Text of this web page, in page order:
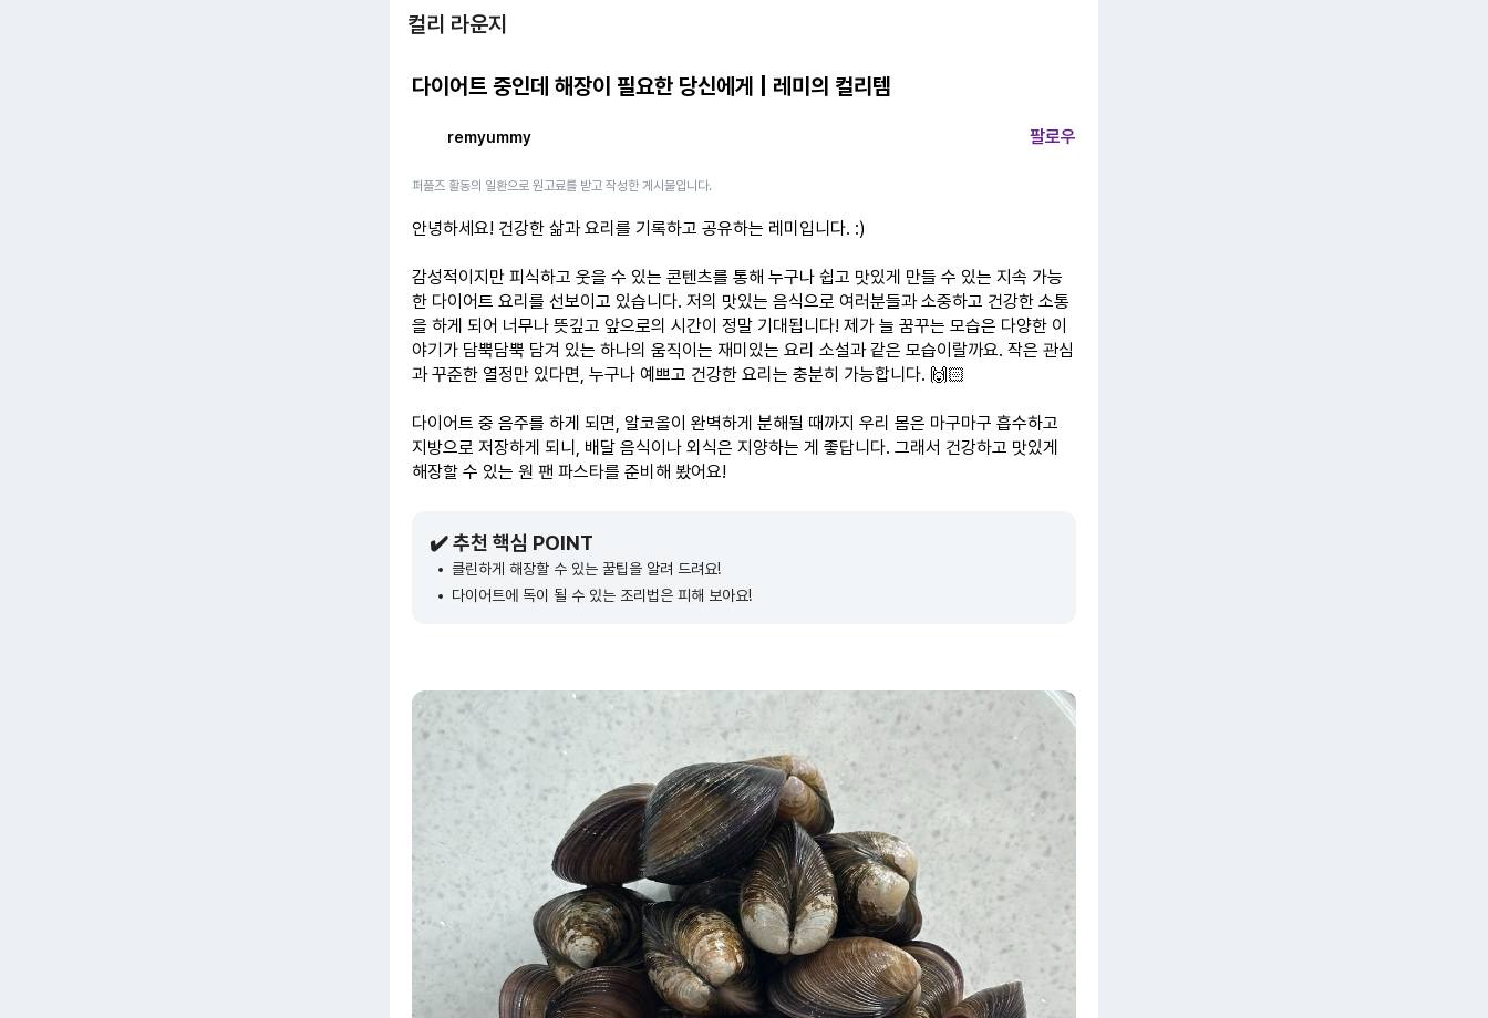
컬리 라운지
다이어트 중인데 해장이 필요한 당신에게 | 레미의 컬리템
remyummy 팔로우
퍼플즈 활동의 일환으로 원고료를 받고 작성한 게시물입니다.
안녕하세요! 건강한 삶과 요리를 기록하고 공유하는 레미입니다. :)
감성적이지만 피식하고 웃을 수 있는 콘텐츠를 통해 누구나 쉽고 맛있게 만들 수 있는 지속 가능
한 다이어트 요리를 선보이고 있습니다. 저의 맛있는 음식으로 여러분들과 소중하고 건강한 소통
을 하게 되어 너무나 뜻깊고 앞으로의 시간이 정말 기대됩니다! 제가 늘 꿈꾸는 모습은 다양한 이
야기가 담뿍담뿍 담겨 있는 하나의 움직이는 재미있는 요리 소설과 같은 모습이랄까요. 작은 관심
과 꾸준한 열정만 있다면, 누구나 예쁘고 건강한 요리는 충분히 가능합니다. 🙌🏻
다이어트 중 음주를 하게 되면, 알코올이 완벽하게 분해될 때까지 우리 몸은 마구마구 흡수하고
지방으로 저장하게 되니, 배달 음식이나 외식은 지양하는 게 좋답니다. 그래서 건강하고 맛있게
해장할 수 있는 원 팬 파스타를 준비해 봤어요!
✔️ 추천 핵심 POINT
클린하게 해장할 수 있는 꿀팁을 알려 드려요!
다이어트에 독이 될 수 있는 조리법은 피해 보아요!